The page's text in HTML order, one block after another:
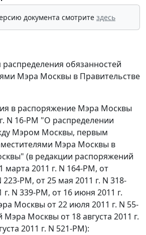
документа смотрите здесь
распределения обязанностей
Мэра Москвы в Правительстве
в распоряжение Мэра Москвы
N 16-РМ "О распределении
Мэром Москвы, первым
Мэра Москвы в
(в редакции распоряжений
2011 г. N 164-РМ, от
223-РМ, от 25 мая 2011 г. N 318-
N 339-РМ, от 16 июня 2011 г.
Москвы от 22 июля 2011 г. N 55-
Москвы от 18 августа 2011 г.
2011 г. N 521-РМ):